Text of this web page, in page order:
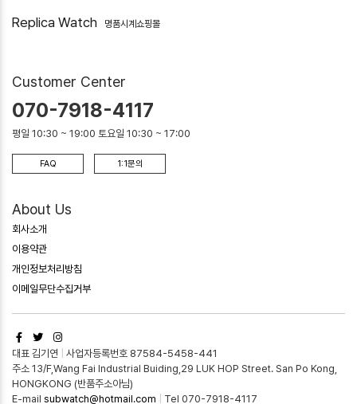
Replica Watch 명품시계쇼핑몰
Customer Center
070-7918-4117
평일 10:30 ~ 19:00 토요일 10:30 ~ 17:00
FAQ 1:1문의
About Us
회사소개
이용약관
개인정보처리방침
이메일무단수집거부
대표 김기연
사업자등록번호 87584-5458-441
주소 13/F,Wang Fai Industrial Buiding,29 LUK HOP Street. San Po Kong,
HONGKONG (반품주소아님)
E-mail subwatch@hotmail.com Tel 070-7918-4117